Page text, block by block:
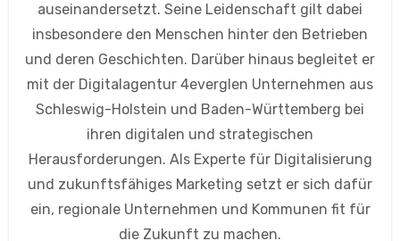
auseinandersetzt. Seine Leidenschaft gilt dabei
insbesondere den Menschen hinter den Betrieben
und deren Geschichten. Darüber hinaus begleitet er
mit der Digitalagentur 4everglen Unternehmen aus
Schleswig-Holstein und Baden-Württemberg bei
ihren digitalen und strategischen
Herausforderungen. Als Experte für Digitalisierung
und zukunftsfähiges Marketing setzt er sich dafür
ein, regionale Unternehmen und Kommunen fit für
die Zukunft zu machen.